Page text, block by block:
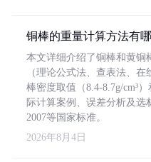
铜棒的重量计算方法有
本文详细介绍了铜棒和黄铜
（理论公式法、查表法、
棒密度取值（8.4-8.7g/cm³
际计算案例、误差分析及选
2007等国家标准。
2026年8月4日